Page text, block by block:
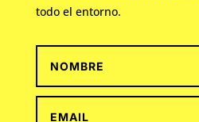
todo el entorno.